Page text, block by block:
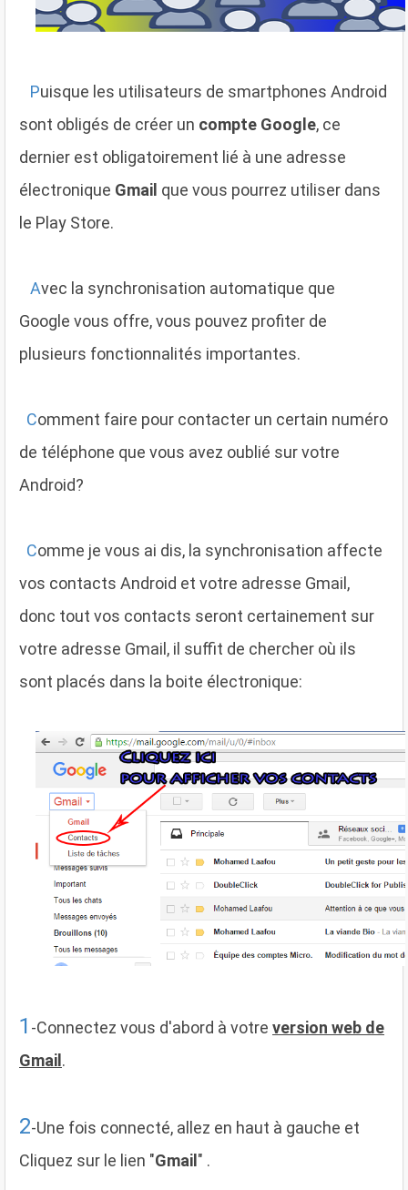
Puisque les utilisateurs de smartphones Android
sont obligés de créer un compte Google, ce
dernier est obligatoirement lié à une adresse
électronique Gmail que vous pourrez utiliser dans
le Play Store.
Avec la synchronisation automatique que
Google vous offre, vous pouvez profiter de
plusieurs fonctionnalités importantes.
Comment faire pour contacter un certain numéro
de téléphone que vous avez oublié sur votre
Android?
Comme je vous ai dis, la synchronisation affecte
vos contacts Android et votre adresse Gmail,
donc tout vos contacts seront certainement sur
votre adresse Gmail, il suffit de chercher où ils
sont placés dans la boite électronique:
1 -Connectez vous d'abord à votre version web de
Gmail .
2-Une fois connecté, allez en haut à gauche et
Cliquez sur le lien "Gmail " .